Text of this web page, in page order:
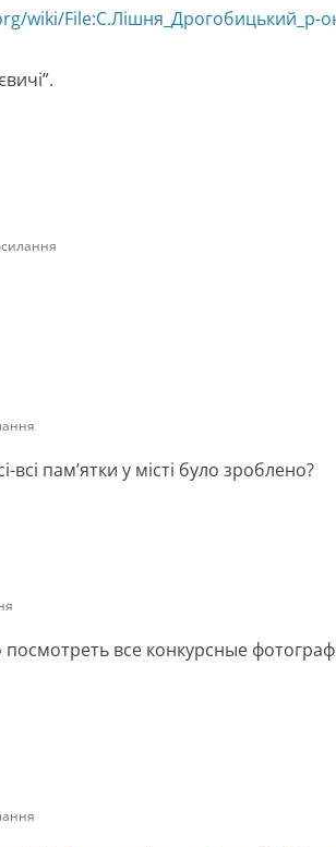
wiki/File:С.Лішня_Дрогобицький_р-
всі пам’ятки у місті було зроблено?
все конкурсные